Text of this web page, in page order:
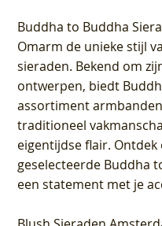
Buddha to Buddha
Omarm de unieke stijl
sieraden. Bekend om
ontwerpen, biedt
assortiment
traditioneel
eigentijdse flair. Ontdek
geselecteerde Buddha
een statement met je